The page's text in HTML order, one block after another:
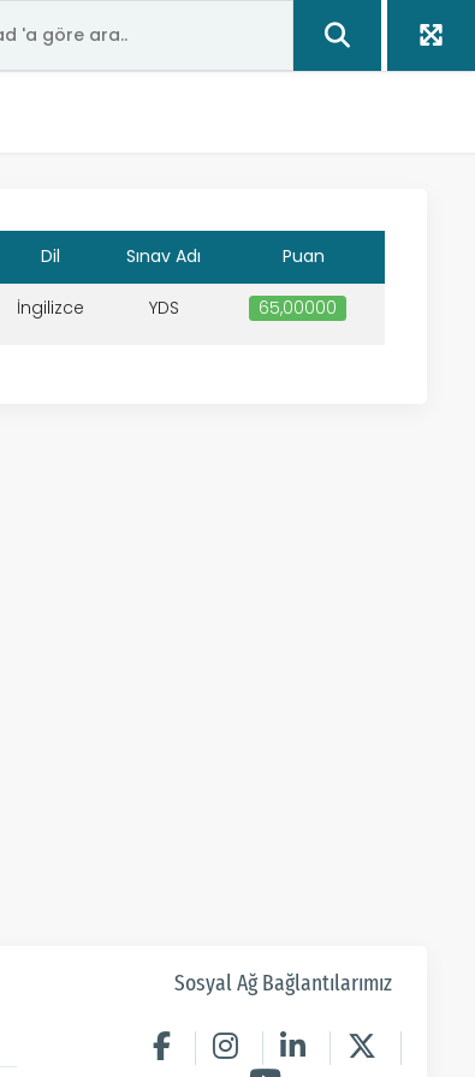
Dil Sınav Adı Puan
İngilizce YDS 65,00000
Sosyal Ağ Bağlantılarımız